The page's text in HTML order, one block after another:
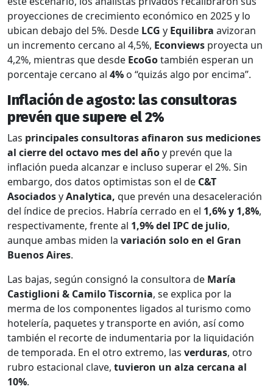
proyecciones de crecimiento económico en 2025 y lo
ubican debajo del 5%. Desde LCG y Equilibra avizoran
un incremento cercano al 4,5%, Econviews proyecta un
4,2%, mientras que desde EcoGotambién esperan un
porcentaje cercano al 4% o “quizás algo por encima”.
Inflación de agosto: las consultoras
prevén que supere el 2%
Las principales consultoras afinaron sus mediciones
al cierre del octavo mes del añoy prevén que la
inflación pueda alcanzar e incluso superar el 2%. Sin
embargo, dos datos optimistas son el de C&T
AsociadosyAnalytica, que prevén una desaceleración
del índice de precios. Habría cerrado en el 1,6% y 1,8%,
respectivamente, frente al 1,9%del IPC de julio,
aunque ambas miden la variación solo en el Gran
Buenos Aires.
Las bajas, según consignó la consultora de María
Castiglioni & Camilo Tiscornia, se explica por la
merma de los componentes ligados al turismo como
hotelería, paquetes y transporte en avión, así como
también el recorte de indumentaria por la liquidación
de temporada. En el otro extremo, las verduras, otro
rubro estacional clave, tuvieron un alza cercana al
10%.